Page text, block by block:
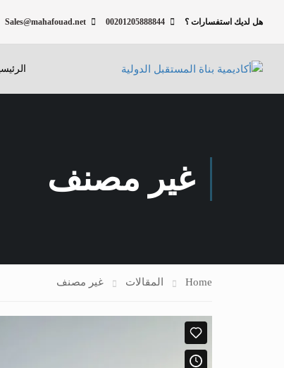
هل لديك استفسارات ؟ 00201205888844
Sales@mahafouad.net
غير مصنف
Home المقالات غير مصنف